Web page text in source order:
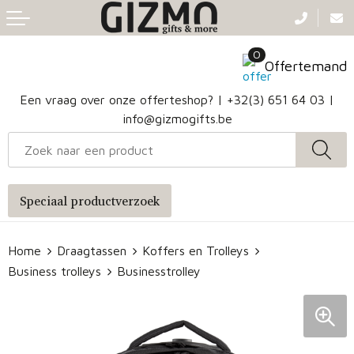
Een vraag over onze offerteshop? | +32(3) 651 64 03 |
info@gizmogifts.be
0
Offertemand
Klokken, horloges en weerstations
Sleutelhangers en Lanyards
Lampen en Gereedschap
Snoepgoed
Badtextiel en Douche
Handschoenen en Sjaals
Blazers
Jassen
Hoofdbanden
Heuptassen
Papieren tassen
Reistassen
Autotassen
Speciaal productverzoek
Home Draagtassen
Koffers en Trolleys
Business trolleys
Businesstrolley